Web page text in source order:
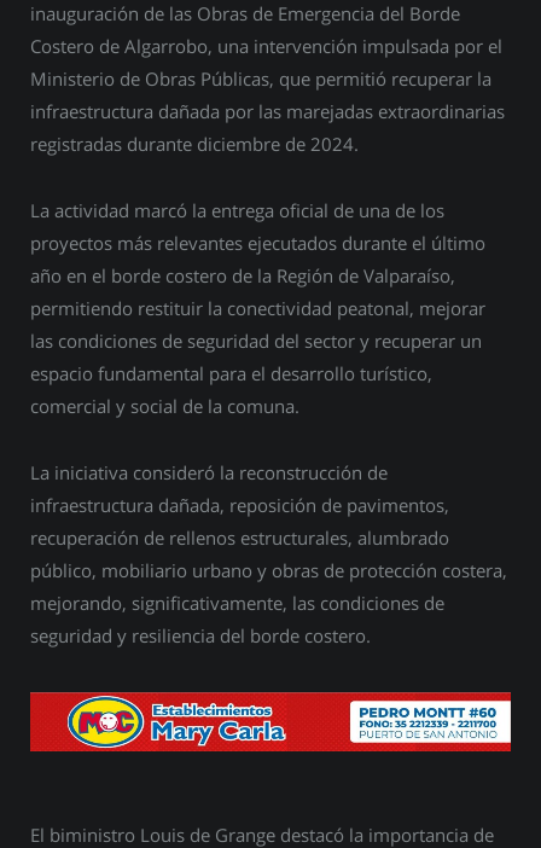
inauguración de las Obras de Emergencia del Borde
Costero de Algarrobo, una intervención impulsada por el
Ministerio de Obras Públicas, que permitió recuperar la
infraestructura dañada por las marejadas extraordinarias
registradas durante diciembre de 2024.
La actividad marcó la entrega oficial de una de los
proyectos más relevantes ejecutados durante el último
año en el borde costero de la Región de Valparaíso,
permitiendo restituir la conectividad peatonal, mejorar
las condiciones de seguridad del sector y recuperar un
espacio fundamental para el desarrollo turístico,
comercial y social de la comuna.
La iniciativa consideró la reconstrucción de
infraestructura dañada, reposición de pavimentos,
recuperación de rellenos estructurales, alumbrado
público, mobiliario urbano y obras de protección costera,
mejorando, significativamente, las condiciones de
seguridad y resiliencia del borde costero.
El biministro Louis de Grange destacó la importancia de